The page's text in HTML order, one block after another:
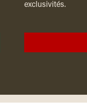
exclusivités.